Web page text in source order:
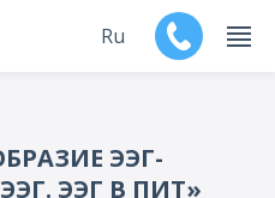
Ru
ЭЭГ-
ЭЭГ В ПИТ»